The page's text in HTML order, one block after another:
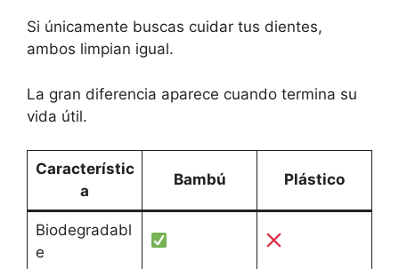
Si únicamente buscas cuidar tus dientes,
ambos limpian igual.
La gran diferencia aparece cuando termina su
vida útil.
Característic
a
Bambú Plástico
Biodegradabl
e